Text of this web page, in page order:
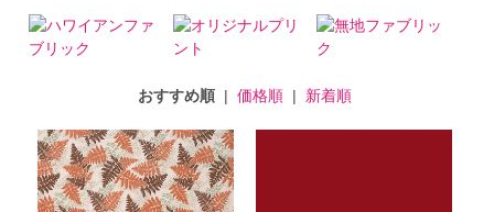
おすすめ順| 価格順| 新着順